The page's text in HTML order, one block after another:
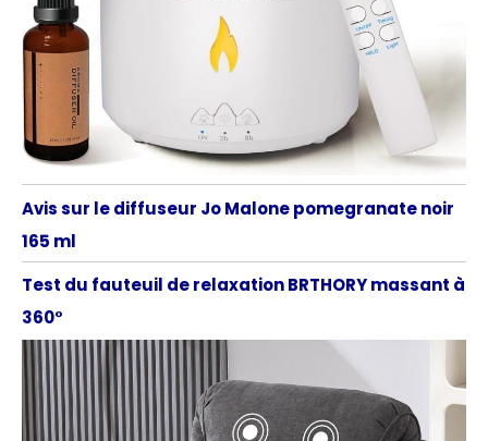
Avis sur le diffuseur Jo Malone pomegranate noir
165 ml
Test du fauteuil de relaxation BRTHORY massant à
360°